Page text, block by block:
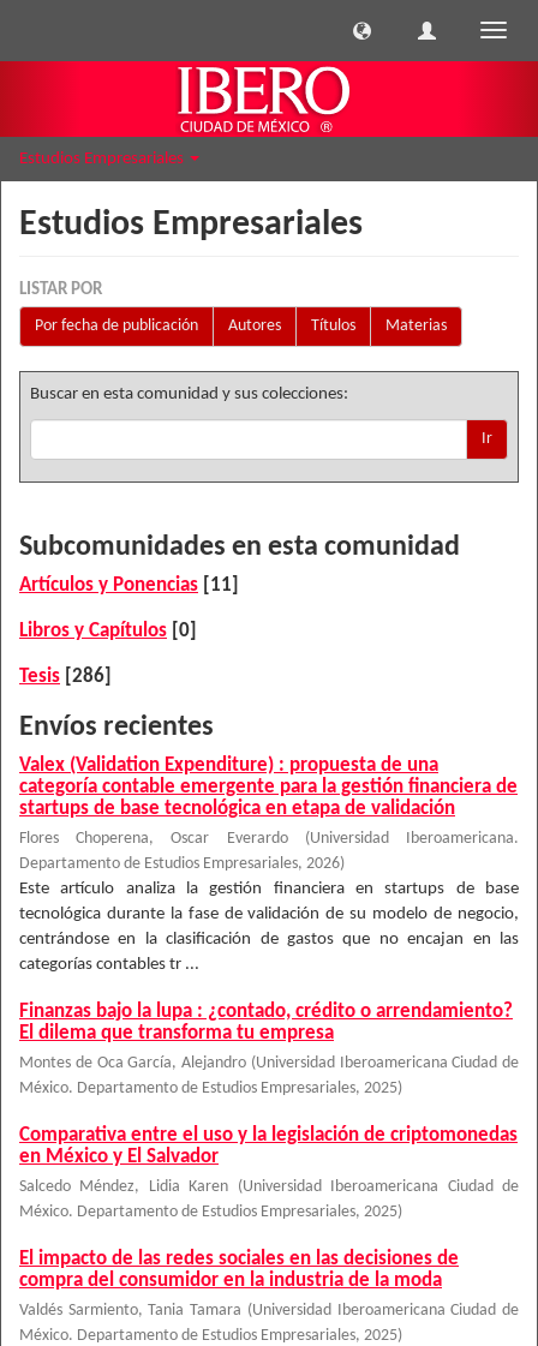
Estudios Empresariales
Estudios Empresariales
LISTAR POR
Por fecha de publicación
Autores Títulos Materias
Buscar en esta comunidad y sus colecciones:
Ir
Subcomunidades en esta comunidad
Artículos y Ponencias [11]
Libros y Capítulos [0]
Tesis [286]
Envíos recientes
Valex (Validation Expenditure) : propuesta de una
categoría contable emergente para la gestión financiera de
startups de base tecnológica en etapa de validación
Flores Choperena, Oscar Everardo (Universidad Iberoamericana.
Departamento de Estudios Empresariales, 2026)
Este artículo analiza la gestión financiera en startups de base
tecnológica durante la fase de validación de su modelo de negocio,
centrándose en la clasificación de gastos que no encajan en las
categorías contables tr ...
Finanzas bajo la lupa : ¿contado, crédito o arrendamiento?
El dilema que transforma tu empresa
Montes de Oca García, Alejandro (Universidad Iberoamericana Ciudad de
México. Departamento de Estudios Empresariales, 2025)
Comparativa entre el uso y la legislación de criptomonedas
en México y El Salvador
Salcedo Méndez, Lidia Karen (Universidad Iberoamericana Ciudad de
México. Departamento de Estudios Empresariales, 2025)
El impacto de las redes sociales en las decisiones de
compra del consumidor en la industria de la moda
Valdés Sarmiento, Tania Tamara (Universidad Iberoamericana Ciudad de
México. Departamento de Estudios Empresariales, 2025)